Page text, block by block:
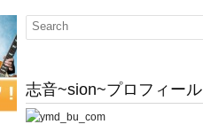
志音~sion~プロフィール